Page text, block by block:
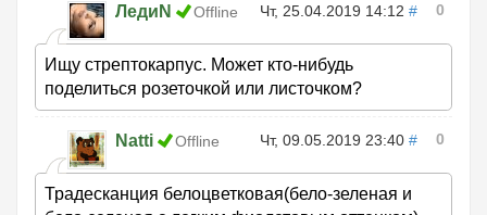
ЛедиN Offline Чт, 25.04.2019 14:12 # 0
Ищу стрептокарпус. Может кто-нибудь
поделиться розеточкой или листочком?
Natti Offline Чт, 09.05.2019 23:40 # 0
Традесканция белоцветковая(бело-зеленая и